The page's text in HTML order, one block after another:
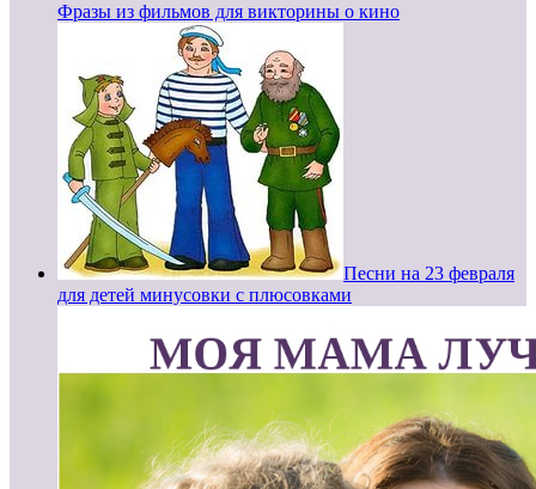
Фразы из фильмов для викторины о кино
Песни на 23 февраля
для детей минусовки с плюсовками